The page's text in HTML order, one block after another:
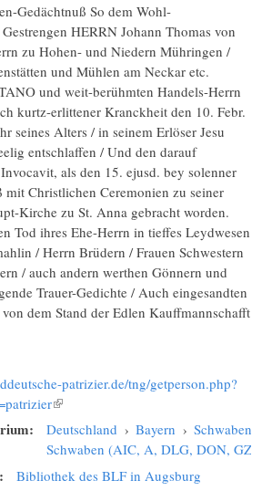
Gedächtnuß So dem Wohl-
HERRN Johann Thomas von
zu Hohen- und Niedern Mühringen /
und Mühlen am Neckar etc.
und weit-berühmten Handels-Herrn
kurtz-erlittener Kranckheit den 10. Febr.
seines Alters / in seinem Erlöser Jesu
entschlaffen / Und den darauf
als den 15. ejusd. bey solenner
mit Christlichen Ceremonien zu seiner
Kirche zu St. Anna gebracht worden.
Tod ihres Ehe-Herrn in tieffes Leydwesen
/ Herrn Brüdern / Frauen Schwestern
/ auch andern werthen Gönnern und
Trauer-Gedichte / Auch eingesandten
dem Stand der Edlen Kauffmannschafft
patrizier.de/tng/getperson.php?
(Link ist extern)
Deutschland › Bayern › Schwaben
Schwaben (AIC, A, DLG, DON, GZ,
Bibliothek des BLF in Augsburg